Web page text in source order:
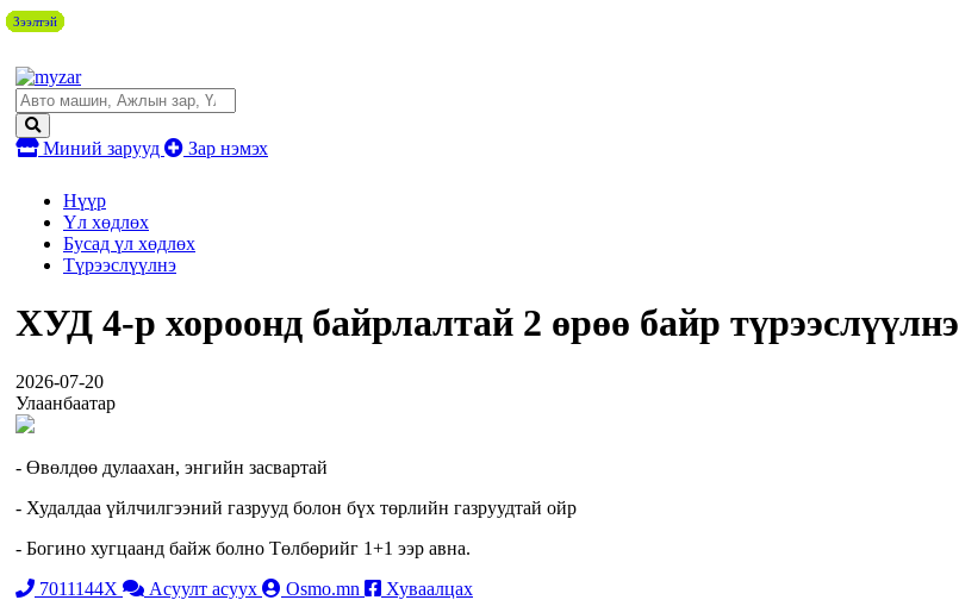
Миний зарууд Зар нэмэх
Нүүр
Үл хөдлөх
Бусад үл хөдлөх
Түрээслүүлнэ
ХУД 4-р хороонд байрлалтай 2 өрөө байр түрээслүүлнэ
2026-07-20
Улаанбаатар
- Өвөлдөө дулаахан, энгийн засвартай
- Худалдаа үйлчилгээний газрууд болон бүх төрлийн газруудтай ойр
- Богино хугцаанд байж болно Төлбөрийг 1+1 ээр авна.
7011144X
Асуулт асуух Osmo.mn Хуваалцах
Зээлтэй
Зээлтэй
Зээлтэй
Зээлтэй
Зээлтэй
Зээлтэй
Зээлтэй
Зээлтэй
Зээлтэй
Зээлтэй
Зээлтэй